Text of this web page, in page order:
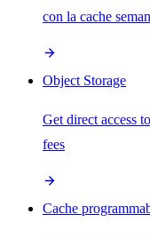
con la cache
Object Storage
Get direct access
fees
Cache